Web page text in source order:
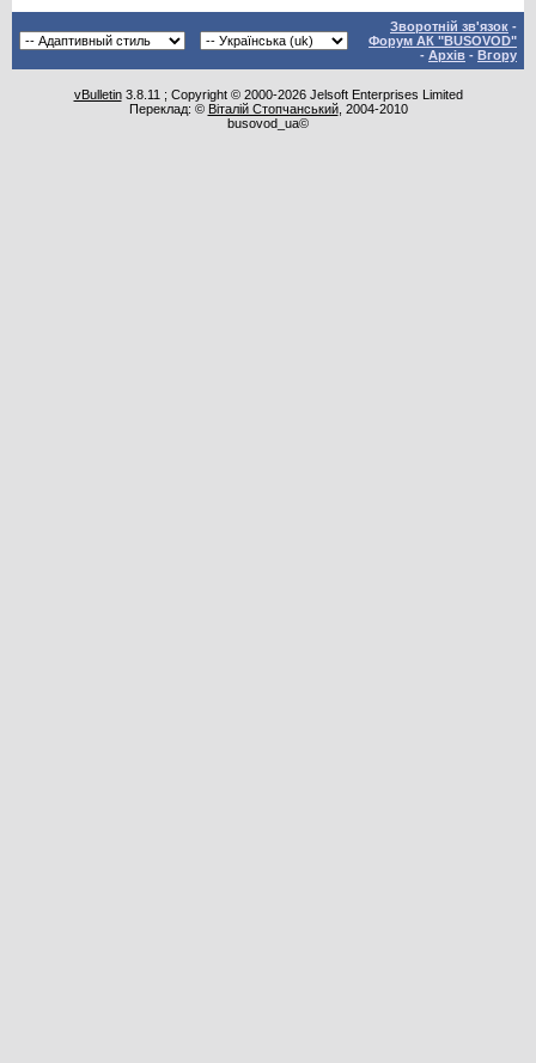
Зворотній зв'язок -
Форум АК "BUSOVOD"
- Архів - Вгору
vBulletin3.8.11 ; Copyright © 2000-2026 Jelsoft Enterprises Limited
Переклад: © Віталій Стопчанський, 2004-2010
busovod_ua©